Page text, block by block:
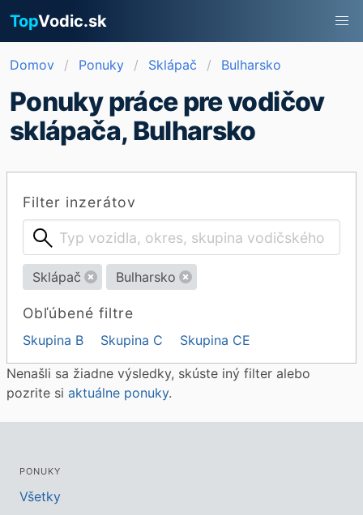
TopVodic.sk
Domov Ponuky Sklápač Bulharsko
Ponuky práce pre vodičov
sklápača, Bulharsko
Filter inzerátov
Sklápač Bulharsko
Obľúbené filtre
Skupina B Skupina C Skupina CE
Nenašli sa žiadne výsledky, skúste iný filter alebo
pozrite si aktuálne ponuky.
PONUKY
Všetky